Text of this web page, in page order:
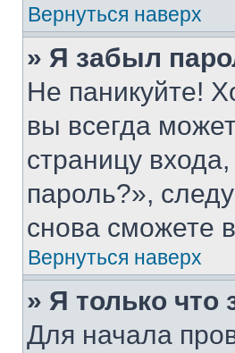
Вернуться наверх
» Я забыл
Не паникуйте!
вы всегда
страницу
пароль?»,
снова сможете
Вернуться наверх
» Я только что
Для начала